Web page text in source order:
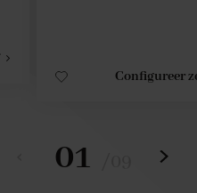
Configureer
01